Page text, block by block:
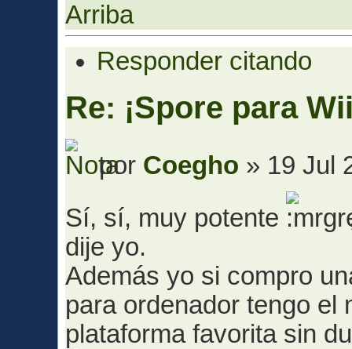
Arriba
Responder citando
Re: ¡Spore para
por Coegho » 19 Jul
Sí, sí, muy potente
dije yo.
Además yo si compro
para ordenador tengo el
plataforma favorita sin